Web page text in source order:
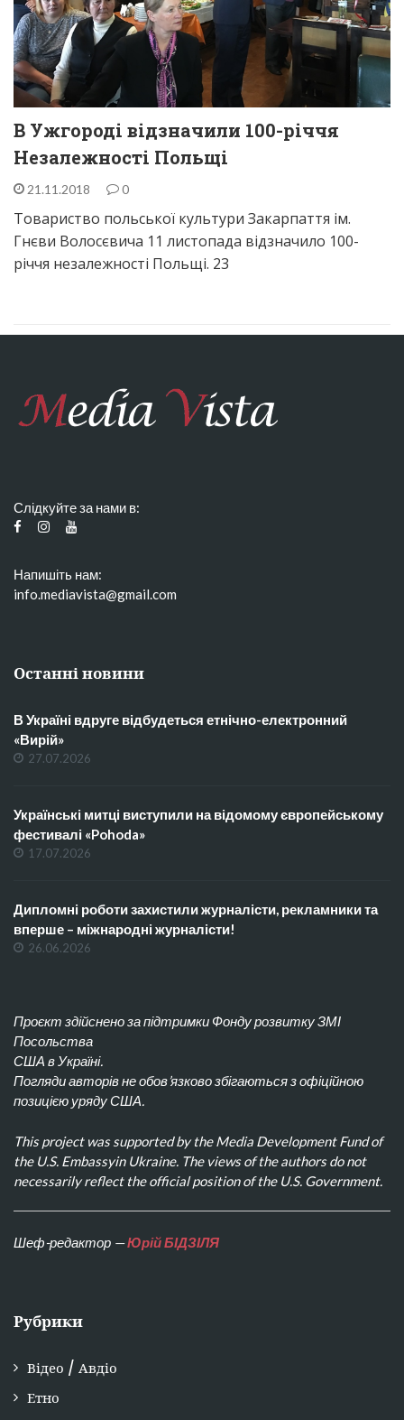
В Ужгороді відзначили 100-річчя
Незалежності Польщі
21.11.2018 0
Товариство польської культури Закарпаття ім.
Гнєви Волосєвича 11 листопада відзначило 100-
річчя незалежності Польщі. 23
Слідкуйте за нами в:
Напишіть нам:
info.mediavista@gmail.com
Останні новини
В Україні вдруге відбудеться етнічно-електронний
«Вирій»
27.07.2026
Українські митці виступили на відомому європейському
фестивалі «Pohoda»
17.07.2026
Дипломні роботи захистили журналісти, рекламники та
вперше – міжнародні журналісти!
26.06.2026
Проєкт здійснено за підтримки Фонду розвитку ЗМІ
Посольства
США в Україні.
Погляди авторів не обов’язково збігаються з офіційною
позицією уряду США.
This project was supported by the Media Development Fund of
the U.S. Embassyin Ukraine. The views of the authors do not
necessarily reflect the official position of the U.S. Government.
Шеф-редактор —Юрій БІДЗІЛЯ
Рубрики
Відео / Авдіо
Етно